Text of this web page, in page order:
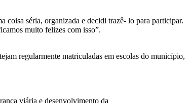
coisa séria, organizada e decidi trazê- lo para participar.
muito felizes com isso”.
regularmente matriculadas em escolas do município,
viária e desenvolvimento da